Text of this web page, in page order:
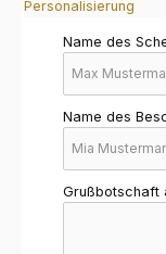
Personalisierung
Name des
Name des
Grußbotschaft